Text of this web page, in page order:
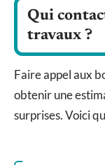
Qui
travaux ?
Faire appel aux
obtenir une
surprises. Voici